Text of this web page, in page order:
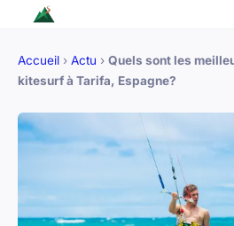
Accueil › Actu › Quels sont les
kitesurf à Tarifa, Espagne?